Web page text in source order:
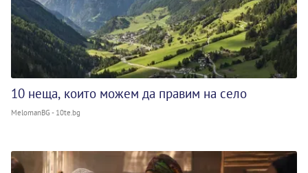
10 неща, които можем да правим на село
MelomanBG - 10te.bg